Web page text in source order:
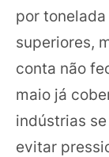
por
superiores,
conta não
maio já
indústrias
evitar